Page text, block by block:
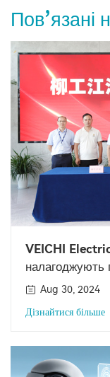
Пов’язані
VEICHI
налагоджують
Aug 30, 2024
Дізнайтися більше